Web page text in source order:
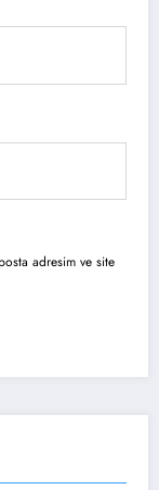
adresim ve site